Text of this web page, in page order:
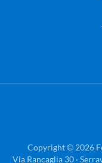
Copyright © 2026
Via Rancaglia 30 ·